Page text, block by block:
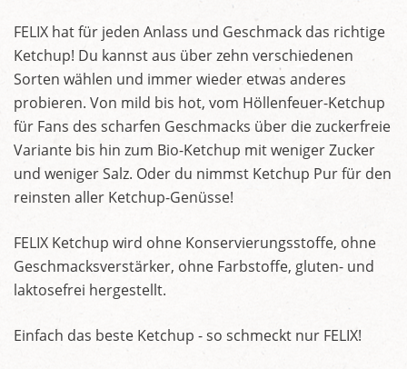
FELIX hat für jeden Anlass und Geschmack das richtige
Ketchup! Du kannst aus über zehn verschiedenen
Sorten wählen und immer wieder etwas anderes
probieren. Von mild bis hot, vom Höllenfeuer-Ketchup
für Fans des scharfen Geschmacks über die zuckerfreie
Variante bis hin zum Bio-Ketchup mit weniger Zucker
und weniger Salz. Oder du nimmst Ketchup Pur für den
reinsten aller Ketchup-Genüsse!
FELIX Ketchup wird ohne Konservierungsstoffe, ohne
Geschmacksverstärker, ohne Farbstoffe, gluten- und
laktosefrei hergestellt.
Einfach das beste Ketchup - so schmeckt nur FELIX!